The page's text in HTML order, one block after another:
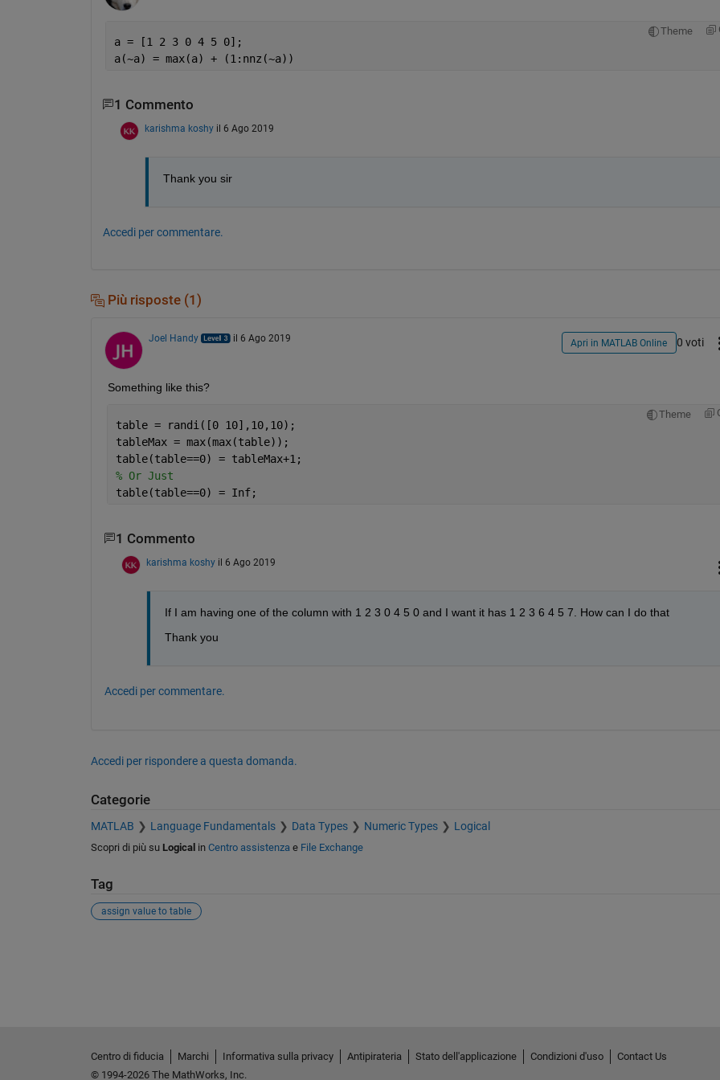
Theme
a = [1 2 3 0 4 5 0];
a(~a) = max(a) + (1:nnz(~a))
1 Commento
karishma koshy il 6 Ago 2019
Thank you sir
Accedi per commentare.
Più risposte (1)
Joel Handy il 6 Ago 2019 Apri in MATLAB Online 0 voti
Something like this?
Theme
table = randi([0 10],10,10);
tableMax = max(max(table));
table(table==0) = tableMax+1;
% Or Just
table(table==0) = Inf;
1 Commento
karishma koshy il 6 Ago 2019
If I am having one of the column with 1 2 3 0 4 5 0 and I want it has 1 2 3 6 4 5 7. How can I do that
Thank you
Accedi per commentare.
Accedi per rispondere a questa domanda.
Categorie
MATLAB Language Fundamentals Data Types Numeric Types Logical
Scopri di più su Logicalin Centro assistenza e File Exchange
Tag
assign value to table
Centro di fiducia Marchi Informativa sulla privacy Antipirateria Stato dell'applicazione Condizioni d'uso
Contact Us
© 1994-2026 The MathWorks, Inc.